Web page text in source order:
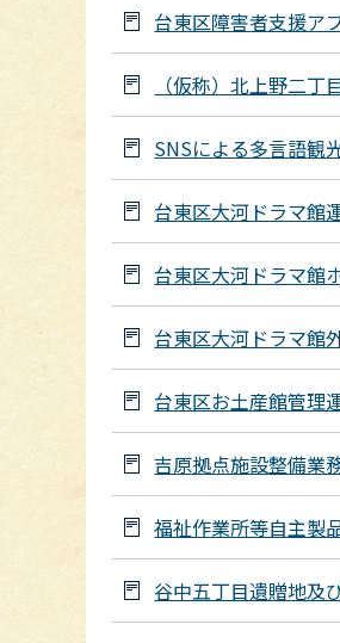
台東区障害者支援ア
（仮称）北上野二
SNSによる多言語観
台東区大河ドラマ館
台東区大河ドラマ館
台東区大河ドラマ館
台東区お土産館管理
吉原拠点施設整備業
福祉作業所等自主製
谷中五丁目遺贈地及